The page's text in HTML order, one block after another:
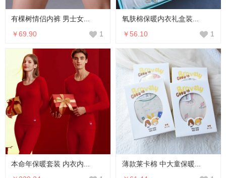
有棵树情侣内裤 男士女...
￥69.90
1
氧肤棉保暖内衣礼盒装...
￥56.10
1
本命年保暖套装 内衣内...
薄款莱卡棉 中大童保暖...